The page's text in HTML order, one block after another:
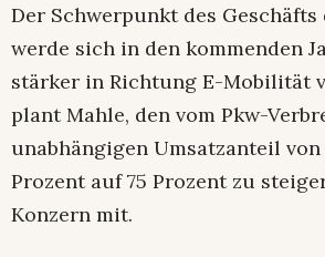
Der Schwerpunkt des
werde sich in den kommenden
stärker in Richtung E-Mobilität
plant Mahle, den vom Pkw-
unabhängigen Umsatzanteil
Prozent auf 75 Prozent zu
Konzern mit.